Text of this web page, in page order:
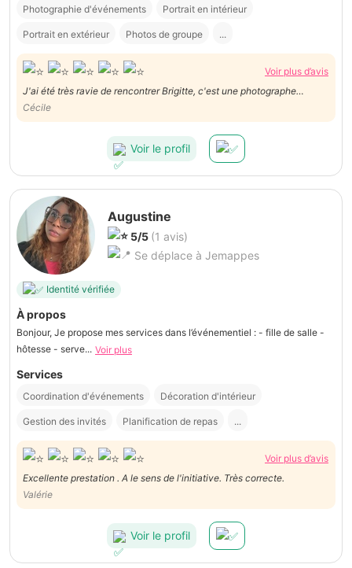
Photographie d'événements Portrait en intérieur
Portrait en extérieur Photos de groupe ...
Voir plus d’avis
J'ai été très ravie de rencontrer Brigitte, c'est une photographe
formidable. Si j'en ai l'occasion je ferai encore appel )à ele. Je la
recommanderai à mes connaissances.
Cécile
Voir le profil
Augustine
5/5 (1 avis)
Se déplace à Jemappes
Identité vérifiée
À propos
Bonjour, Je propose mes services dans l’événementiel : - fille de salle -
hôtesse - serve... Voir plus
Services
Coordination d'événements Décoration d'intérieur
Gestion des invités Planification de repas ...
Voir plus d’avis
Excellente prestation . A le sens de l'initiative. Très correcte.
Valérie
Voir le profil